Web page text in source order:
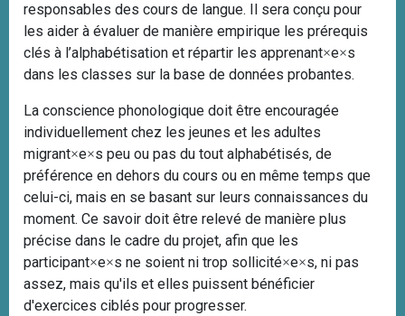
responsables des cours de langue. Il sera conçu pour
les aider à évaluer de manière empirique les prérequis
clés à l’alphabétisation et répartir les apprenant×e×s
dans les classes sur la base de données probantes.
La conscience phonologique doit être encouragée
individuellement chez les jeunes et les adultes
migrant×e×s peu ou pas du tout alphabétisés, de
préférence en dehors du cours ou en même temps que
celui-ci, mais en se basant sur leurs connaissances du
moment. Ce savoir doit être relevé de manière plus
précise dans le cadre du projet, afin que les
participant×e×s ne soient ni trop sollicité×e×s, ni pas
assez, mais qu'ils et elles puissent bénéficier
d'exercices ciblés pour progresser.